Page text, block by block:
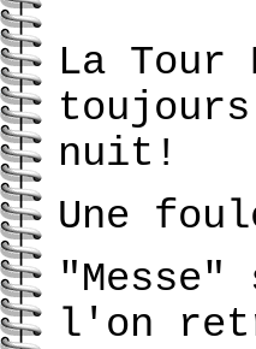
La
nuit!
Une
l'on